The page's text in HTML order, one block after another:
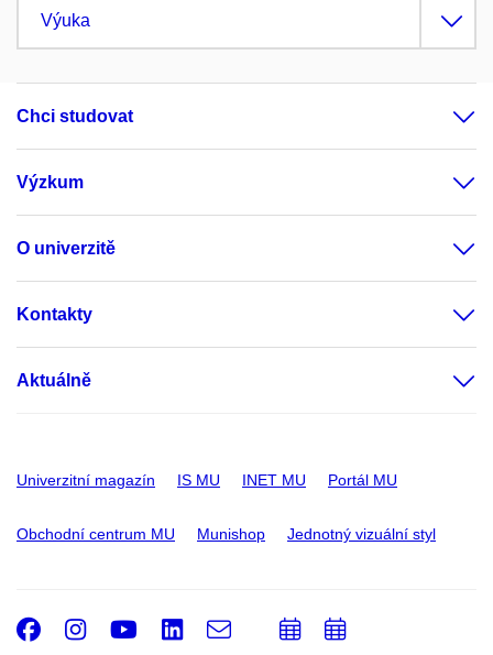
Výuka
Chci studovat
Výzkum
O univerzitě
Kontakty
Aktuálně
Univerzitní magazín IS MU INET MU Portál MU
Obchodní centrum MU Munishop Jednotný vizuální styl
Facebook
Instagram
Youtube
LinkedIn
e-
Email
PřidatPřidat